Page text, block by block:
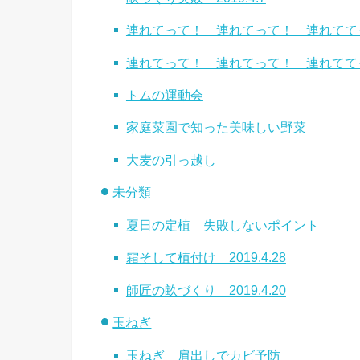
連れてって！ 連れてって！ 連れてて
連れてって！ 連れてって！ 連れてて
トムの運動会
家庭菜園で知った美味しい野菜
大麦の引っ越し
未分類
夏日の定植 失敗しないポイント
霜そして植付け 2019.4.28
師匠の畝づくり 2019.4.20
玉ねぎ
玉ねぎ 肩出しでカビ予防